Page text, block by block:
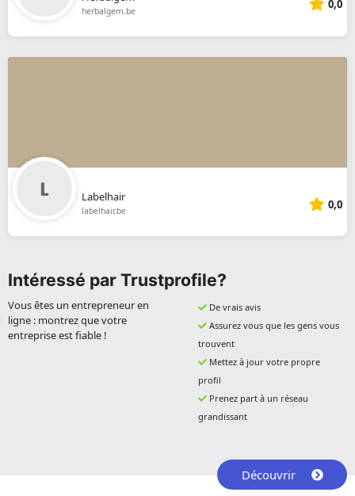
herbalgem.be 0,0
Labelhair
labelhair.be 0,0
Intéressé par Trustprofile?
Vous êtes un entrepreneur en
ligne : montrez que votre
entreprise est fiable !
De vrais avis
Assurez vous que les gens vous
trouvent
Mettez à jour votre propre
profil
Prenez part à un réseau
grandissant
Découvrir